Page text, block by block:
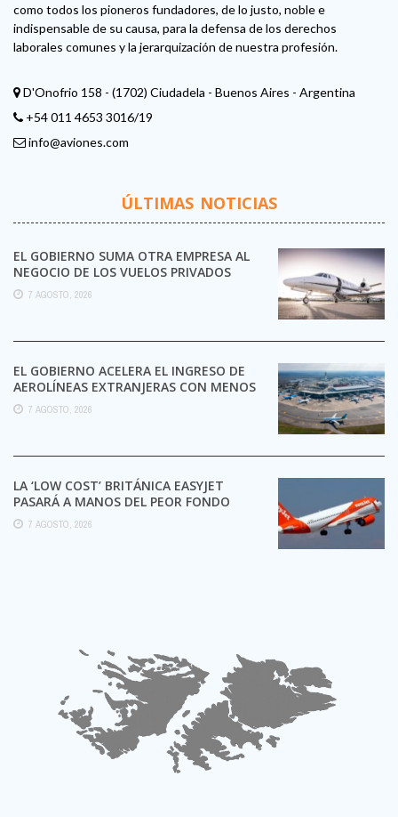
como todos los pioneros fundadores, de lo justo, noble e
indispensable de su causa, para la defensa de los derechos
laborales comunes y la jerarquización de nuestra profesión.
D'Onofrio 158 - (1702) Ciudadela - Buenos Aires - Argentina
+54 011 4653 3016/19
info@aviones.com
ÚLTIMAS NOTICIAS
EL GOBIERNO SUMA OTRA EMPRESA AL
NEGOCIO DE LOS VUELOS PRIVADOS
7 AGOSTO, 2026
EL GOBIERNO ACELERA EL INGRESO DE
AEROLÍNEAS EXTRANJERAS CON MENOS
TRÁMITES
7 AGOSTO, 2026
LA ‘LOW COST’ BRITÁNICA EASYJET
PASARÁ A MANOS DEL PEOR FONDO
POSIBLE:
7 AGOSTO, 2026